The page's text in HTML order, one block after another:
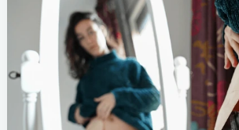
Mai
2020